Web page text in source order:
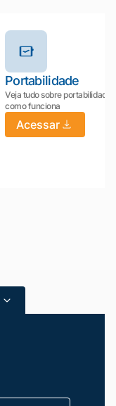
Portabilidade
Veja tudo sobre portabilidade:
como funciona
Acessar